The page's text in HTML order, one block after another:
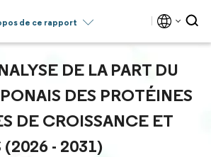
de ce rapport
DE LA PART DU
DES PROTÉINES
DE CROISSANCE ET
(2026 - 2031)